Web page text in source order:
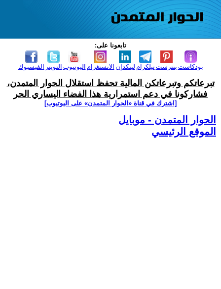
تابعونا على:
الفيسبوك التويتر اليوتيوب الانستغرام لينكدإن تيلكرامبنترست بودكاست
تبرعاتكم وتبرعاتكن المالية تحفظ استقلال الحوار المتمدن،
فشاركونا في دعم استمرارية هذا الفضاء اليساري الحر
[اشترك في قناة ‫«الحوار المتمدن» على اليوتيوب]
الحوار المتمدن - موبايل
الموقع الرئيسي